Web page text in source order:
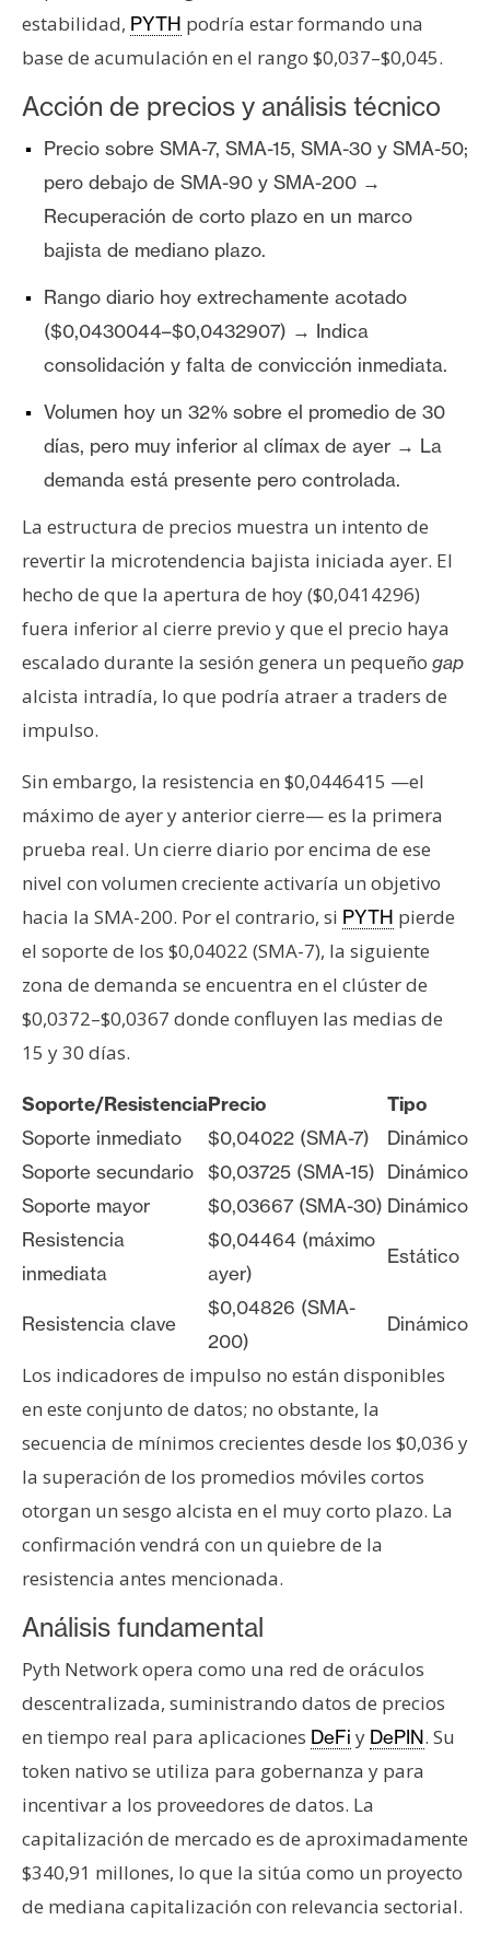
estabilidad, PYTH podría estar formando una
base de acumulación en el rango $0,037–$0,045.
Acción de precios y análisis técnico
Precio sobre SMA-7, SMA-15, SMA-30 y SMA-50;
pero debajo de SMA-90 y SMA-200 →
Recuperación de corto plazo en un marco
bajista de mediano plazo.
Rango diario hoy extrechamente acotado
($0,0430044–$0,0432907) → Indica
consolidación y falta de convicción inmediata.
Volumen hoy un 32% sobre el promedio de 30
días, pero muy inferior al clímax de ayer → La
demanda está presente pero controlada.
La estructura de precios muestra un intento de
revertir la microtendencia bajista iniciada ayer. El
hecho de que la apertura de hoy ($0,0414296)
fuera inferior al cierre previo y que el precio haya
escalado durante la sesión genera un pequeño gap
alcista intradía, lo que podría atraer a traders de
impulso.
Sin embargo, la resistencia en $0,0446415 —el
máximo de ayer y anterior cierre— es la primera
prueba real. Un cierre diario por encima de ese
nivel con volumen creciente activaría un objetivo
hacia la SMA-200. Por el contrario, si PYTH pierde
el soporte de los $0,04022 (SMA-7), la siguiente
zona de demanda se encuentra en el clúster de
$0,0372–$0,0367 donde confluyen las medias de
15 y 30 días.
Soporte/ResistenciaPrecio
Tipo
Soporte inmediato
$0,04022 (SMA-7)
Dinámico
Soporte secundario
$0,03725 (SMA-15)
Dinámico
Soporte mayor
$0,03667 (SMA-30) Dinámico
Resistencia
inmediata
$0,04464 (máximo
ayer)
Estático
Resistencia clave
$0,04826 (SMA-
200)
Dinámico
Los indicadores de impulso no están disponibles
en este conjunto de datos; no obstante, la
secuencia de mínimos crecientes desde los $0,036 y
la superación de los promedios móviles cortos
otorgan un sesgo alcista en el muy corto plazo. La
confirmación vendrá con un quiebre de la
resistencia antes mencionada.
Análisis fundamental
Pyth Network opera como una red de oráculos
descentralizada, suministrando datos de precios
en tiempo real para aplicaciones DeFi y DePIN. Su
token nativo se utiliza para gobernanza y para
incentivar a los proveedores de datos. La
capitalización de mercado es de aproximadamente
$340,91 millones, lo que la sitúa como un proyecto
de mediana capitalización con relevancia sectorial.